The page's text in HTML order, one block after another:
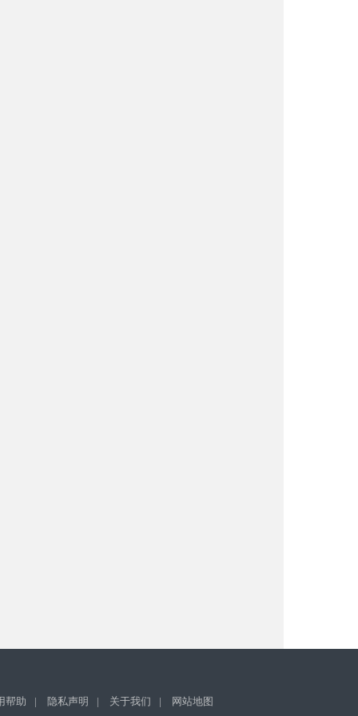
帮助 | 隐私声明 | 关于我们 | 网站地图